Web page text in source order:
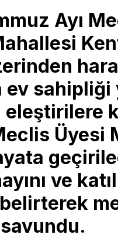
Ayı
sahipliği
Üyesi
ve
belirterek